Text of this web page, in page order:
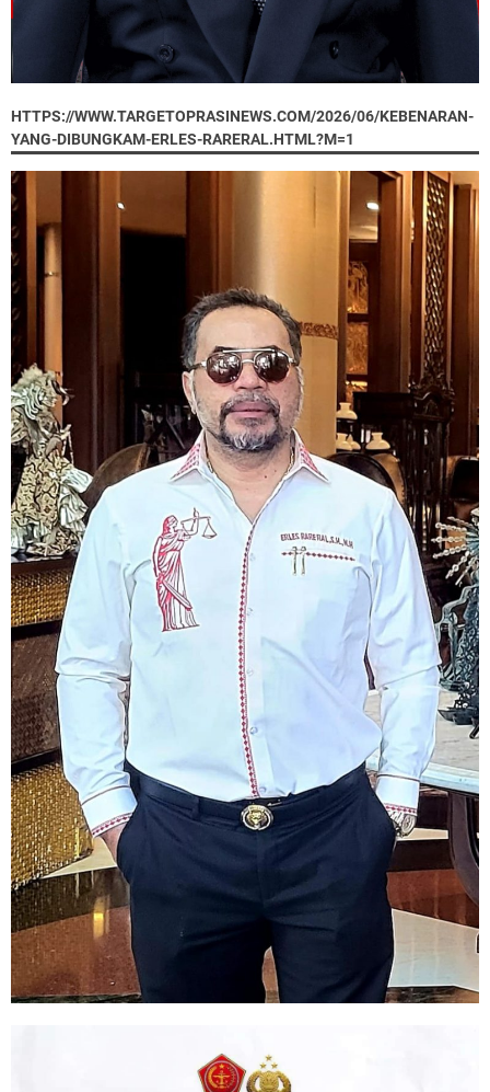
HTTPS://WWW.TARGETOPRASINEWS.COM/2026/06/KEBENARAN-
YANG-DIBUNGKAM-ERLES-RARERAL.HTML?M=1